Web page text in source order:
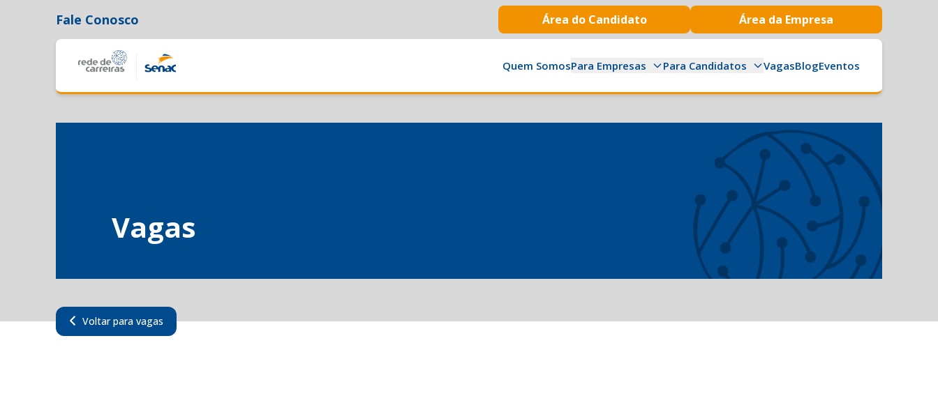
Fale Conosco Área do Candidato Área da Empresa
Quem SomosPara Empresas Para Candidatos VagasBlogEventos
Vagas
Voltar para vagas